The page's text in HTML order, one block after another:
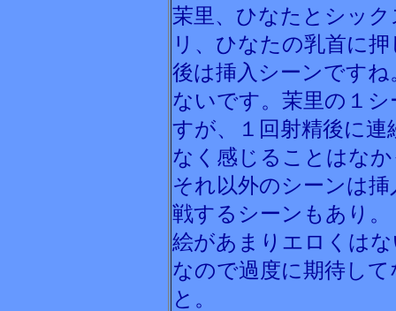
茉里、ひなたとシッ
リ、ひなたの乳首に
後は挿入シーンです
ないです。茉里の１
すが、１回射精後に
なく感じることはな
それ以外のシーンは
戦するシーンもあり。
絵があまりエロくは
なので過度に期待し
と。